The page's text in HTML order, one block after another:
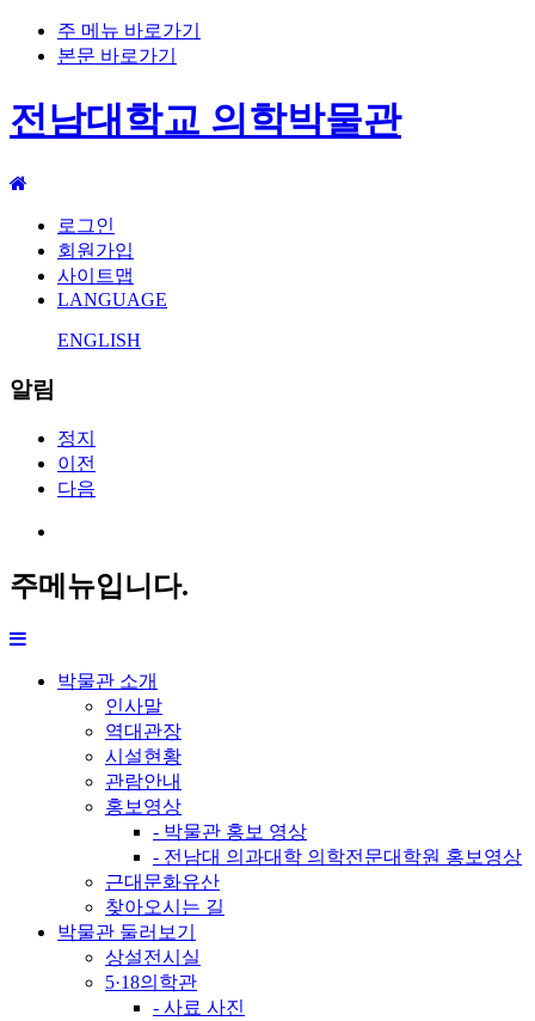
주 메뉴 바로가기
본문 바로가기
전남대학교 의학박물관
로그인
회원가입
사이트맵
LANGUAGE
ENGLISH
알림
정지
이전
다음
주메뉴입니다.
박물관 소개
인사말
역대관장
시설현황
관람안내
홍보영상
- 박물관 홍보 영상
- 전남대 의과대학 의학전문대학원 홍보영상
근대문화유산
찾아오시는 길
박물관 둘러보기
상설전시실
5·18의학관
- 사료 사진